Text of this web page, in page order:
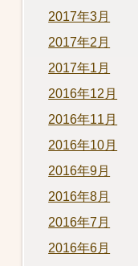
2017年3月
2017年2月
2017年1月
2016年12月
2016年11月
2016年10月
2016年9月
2016年8月
2016年7月
2016年6月